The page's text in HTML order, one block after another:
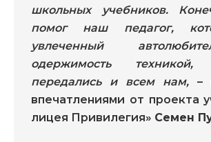
школьных учебников.
помог наш педагог,
увлеченный
одержимость техникой,
передались и всем нам, –
впечатлениями от проекта
лицея Привилегия» Семен